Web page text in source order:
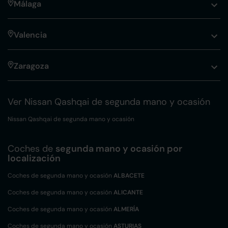
Málaga
Valencia
Zaragoza
Ver Nissan Qashqai de segunda mano y ocasión
Nissan Qashqai de segunda mano y ocasión
Coches de segunda mano y ocasión por
localización
Coches de segunda mano y ocasión ALBACETE
Coches de segunda mano y ocasión ALICANTE
Coches de segunda mano y ocasión ALMERÍA
Coches de segunda mano y ocasión ASTURIAS